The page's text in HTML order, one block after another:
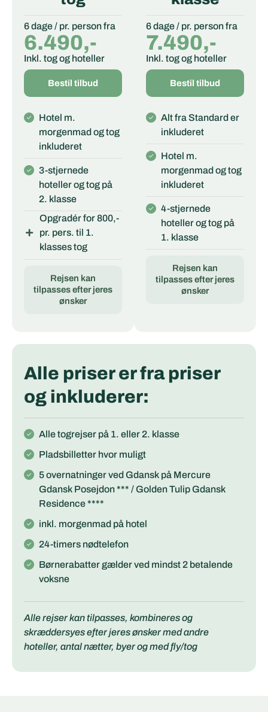
6 dage / pr. person fra
6.490,-
Inkl. tog og hoteller
Bestil tilbud
Hotel m.
morgenmad og tog
inkluderet
3-stjernede
hoteller og tog på
2. klasse
Opgradér for 800,-
pr. pers. til 1.
klasses tog
Rejsen kan
tilpasses efter jeres
ønsker
6 dage / pr. person fra
7.490,-
Inkl. tog og hoteller
Bestil tilbud
Alt fra Standard er
inkluderet
Hotel m.
morgenmad og tog
inkluderet
4-stjernede
hoteller og tog på
1. klasse
Rejsen kan
tilpasses efter jeres
ønsker
Alle priser er fra priser
og inkluderer:
Alle togrejser på 1. eller 2. klasse
Pladsbilletter hvor muligt
5 overnatninger ved Gdansk på Mercure
Gdansk Posejdon *** / Golden Tulip Gdansk
Residence ****
inkl. morgenmad på hotel
24-timers nødtelefon
Børnerabatter gælder ved mindst 2 betalende
voksne
Alle rejser kan tilpasses, kombineres og
skræddersyes efter jeres ønsker med andre
hoteller, antal nætter, byer og med fly/tog